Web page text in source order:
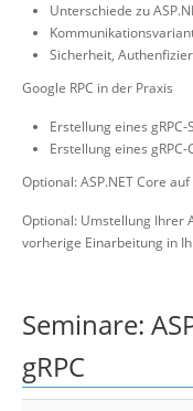
Unterschiede zu
Sicherheit,
Google RPC in der Praxis
Erstellung eines gRPC-
Erstellung eines gRPC-
Optional: ASP.NET Core
Optional: Umstellung Ihrer
vorherige Einarbeitung in
Seminare:
gRPC